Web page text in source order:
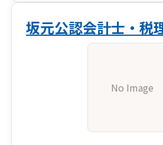
坂元公認会計士・税
No Image